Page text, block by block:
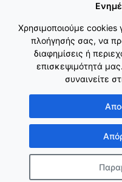
Εθνικό
Copyright © Γενική
Χρησιμοποιούμε cookies
πλοήγησής σας, να
διαφημίσεις ή
επισκεψιμότητά
συναινείτε